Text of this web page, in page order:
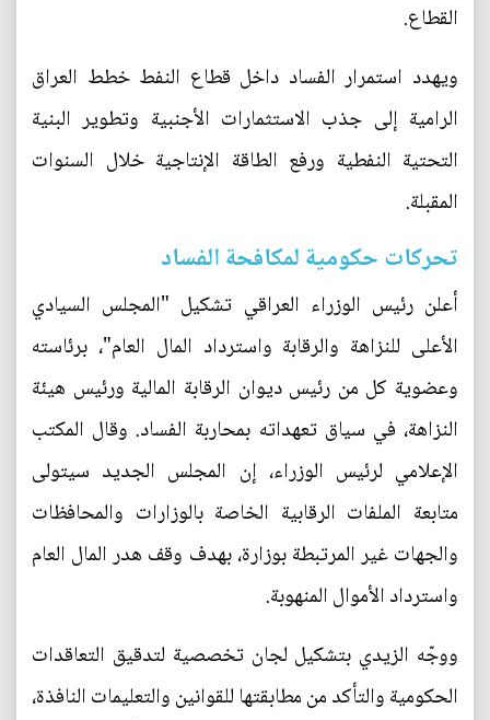
القطاع.
ويهدد استمرار الفساد داخل قطاع النفط خطط العراق
الرامية إلى جذب الاستثمارات الأجنبية وتطوير البنية
التحتية النفطية ورفع الطاقة الإنتاجية خلال السنوات
المقبلة.
تحركات حكومية لمكافحة الفساد
أعلن رئيس الوزراء العراقي تشكيل "المجلس السيادي
الأعلى للنزاهة والرقابة واسترداد المال العام"، برئاسته
وعضوية كل من رئيس ديوان الرقابة المالية ورئيس هيئة
النزاهة، في سياق تعهداته بمحاربة الفساد. وقال المكتب
الإعلامي لرئيس الوزراء، إن المجلس الجديد سيتولى
متابعة الملفات الرقابية الخاصة بالوزارات والمحافظات
والجهات غير المرتبطة بوزارة، بهدف وقف هدر المال العام
واسترداد الأموال المنهوبة.
ووجّه الزيدي بتشكيل لجان تخصصية لتدقيق التعاقدات
الحكومية والتأكد من مطابقتها للقوانين والتعليمات النافذة،